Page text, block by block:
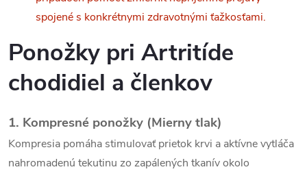
c
i
e
p
r
spojené s konkrétnymi zdravotnými ťažkosťami.
Ponožky pri Artritíde
chodidiel a členkov
1. Kompresné ponožky (Mierny tlak)
Kompresia pomáha stimulovať prietok krvi a aktívne vytláča
nahromadenú tekutinu zo zapálených tkanív okolo